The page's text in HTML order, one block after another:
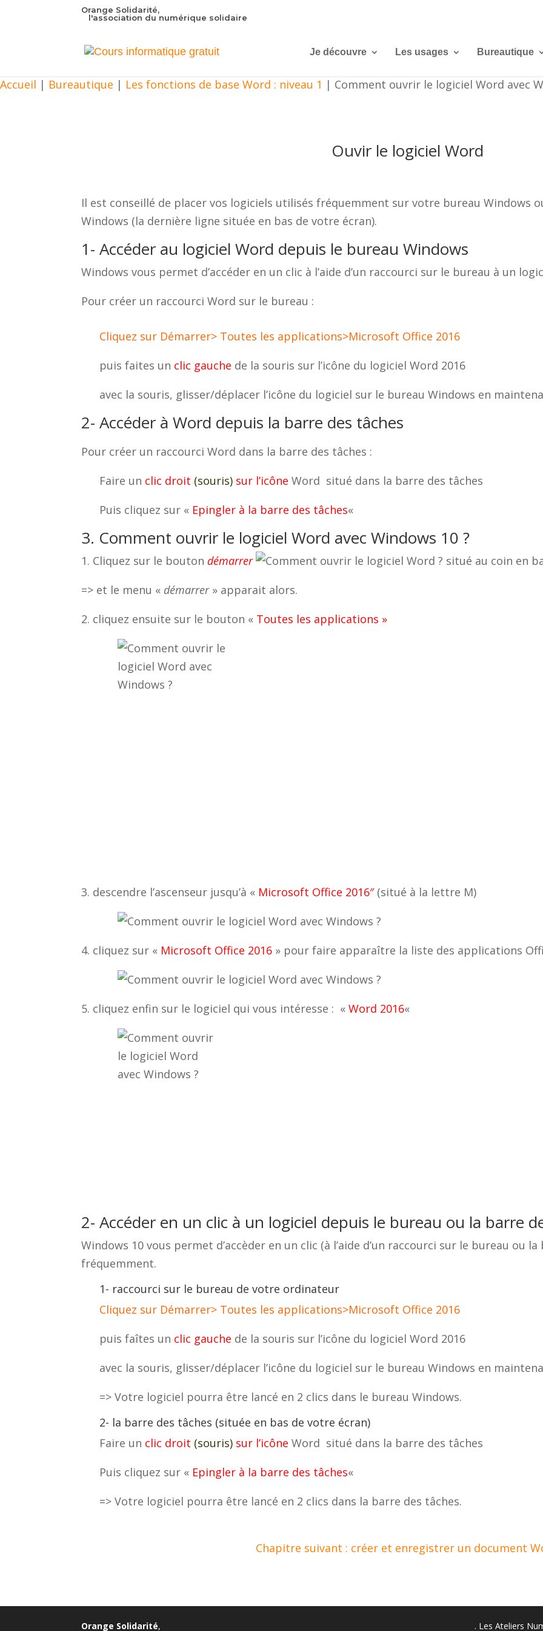
Orange Solidarité,
l'association du numérique solidaire
Je découvre Les usages Bureautique
Accueil | Bureautique | Les fonctions de base Word : niveau 1 | Comment ouvrir le logiciel Word avec
Ouvir le logiciel Word
Il est conseillé de placer vos logiciels utilisés fréquemment sur votre bureau Windows
Windows (la dernière ligne située en bas de votre écran).
1- Accéder au logiciel Word depuis le bureau Windows
Windows vous permet d’accéder en un clic à l’aide d’un raccourci sur le bureau à un
Pour créer un raccourci Word sur le bureau :
Cliquez sur Démarrer> Toutes les applications>Microsoft Office 2016
puis faites un clic gauche de la souris sur l’icône du logiciel Word 2016
avec la souris, glisser/déplacer l’icône du logiciel sur le bureau Windows en
2- Accéder à Word depuis la barre des tâches
Pour créer un raccourci Word dans la barre des tâches :
Faire un clic droit (souris) sur l’icône Word situé dans la barre des tâches
Puis cliquez sur « Epingler à la barre des tâches«
3. Comment ouvrir le logiciel Word avec Windows 10 ?
1. Cliquez sur le boutondémarrer
situé au coin en
=> et le menu « démarrer» apparait alors.
2. cliquez ensuite sur le bouton « Toutes les applications »
3. descendre l’ascenseur jusqu’à « Microsoft Office 2016″ (situé à la lettre M)
4. cliquez sur « Microsoft Office 2016 » pour faire apparaître la liste des applications
5. cliquez enfin sur le logiciel qui vous intéresse : «Word 2016«
2- Accéder en un clic à un logiciel depuis le bureau ou la barre
Windows 10 vous permet d’accèder en un clic (à l’aide d’un raccourci sur le bureau ou
fréquemment.
1- raccourci sur le bureau de votre ordinateur
Cliquez sur Démarrer> Toutes les applications>Microsoft Office 2016
puis faîtes un clic gauche de la souris sur l’icône du logiciel Word 2016
avec la souris, glisser/déplacer l’icône du logiciel sur le bureau Windows en
=> Votre logiciel pourra être lancé en 2 clics dans le bureau Windows.
2- la barre des tâches (située en bas de votre écran)
Faire un clic droit (souris) sur l’icône Word situé dans la barre des tâches
Puis cliquez sur « Epingler à la barre des tâches«
=> Votre logiciel pourra être lancé en 2 clics dans la barre des tâches.
Chapitre suivant : créer et enregistrer un document
Orange Solidarité, . Les Ateliers